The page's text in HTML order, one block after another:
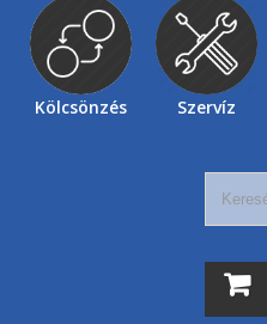
Kölcsönzés Szervíz